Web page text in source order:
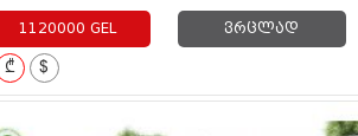
1120000 GEL ვრცლად
₾ $